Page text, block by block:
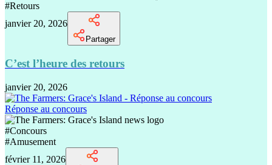
#Retours
janvier 20, 2026
Partager
C’est l’heure des retours
janvier 20, 2026
Réponse au concours
#Concours
#Amusement
février 11, 2026